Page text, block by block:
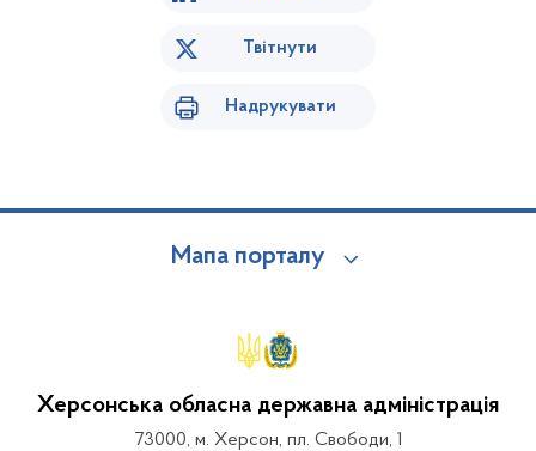
Твітнути
Надрукувати
Мапа порталу
Херсонська обласна державна адміністрація
73000, м. Херсон, пл. Свободи, 1